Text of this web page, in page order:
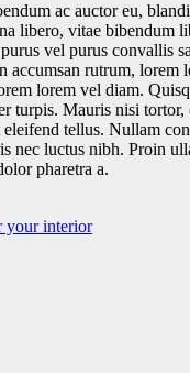
ac auctor eu,
libero, vitae bibendum
vel purus convallis
accumsan rutrum, lorem
lorem vel diam.
turpis. Mauris nisi tortor,
eleifend tellus. Nullam
nec luctus nibh. Proin
pharetra a.
your interior